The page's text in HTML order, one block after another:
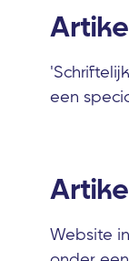
een
Website